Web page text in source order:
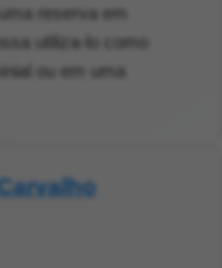
reserva em
utiliza-lo como
ou em uma